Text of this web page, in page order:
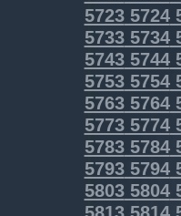
57235724
57335734
57435744
57535754
57635764
57735774
57835784
57935794
58035804